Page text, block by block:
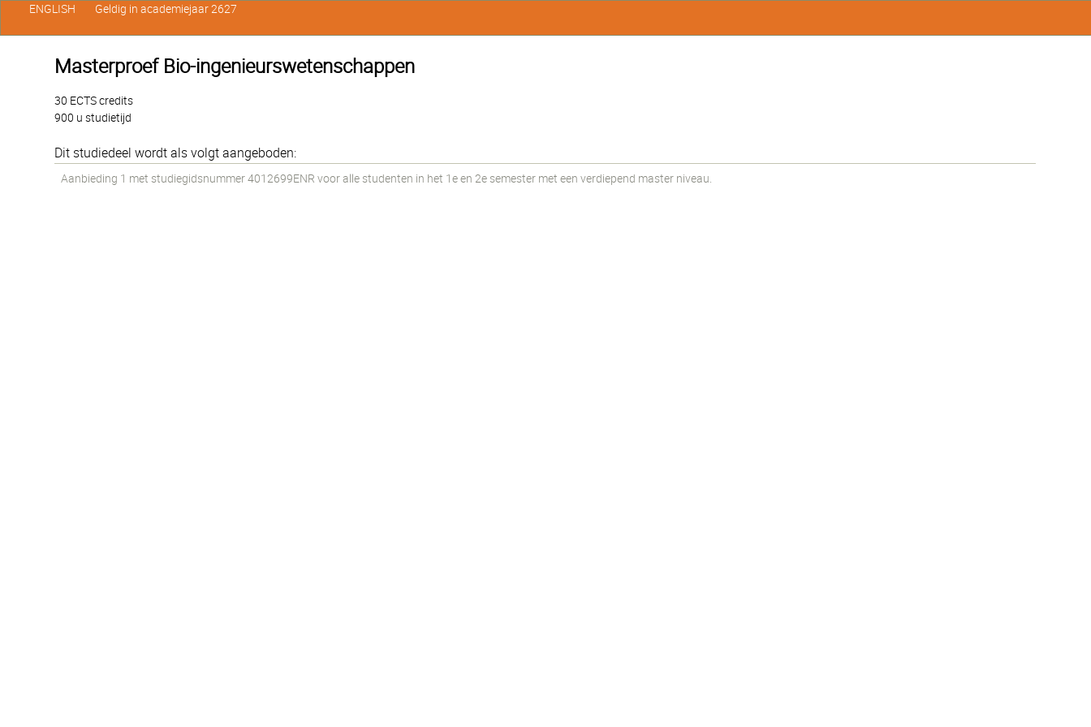
Masterproef Bio-ingenieurswetenschappen
30 ECTS credits
900 u studietijd
Dit studiedeel wordt als volgt aangeboden:
Aanbieding 1 met studiegidsnummer 4012699ENR voor alle studenten in het 1e en 2e semester met een verdiepend master niveau.
ENGLISH Geldig in academiejaar 2627